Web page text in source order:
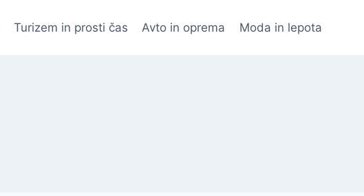
Turizem in prosti čas Avto in oprema Moda in lepota